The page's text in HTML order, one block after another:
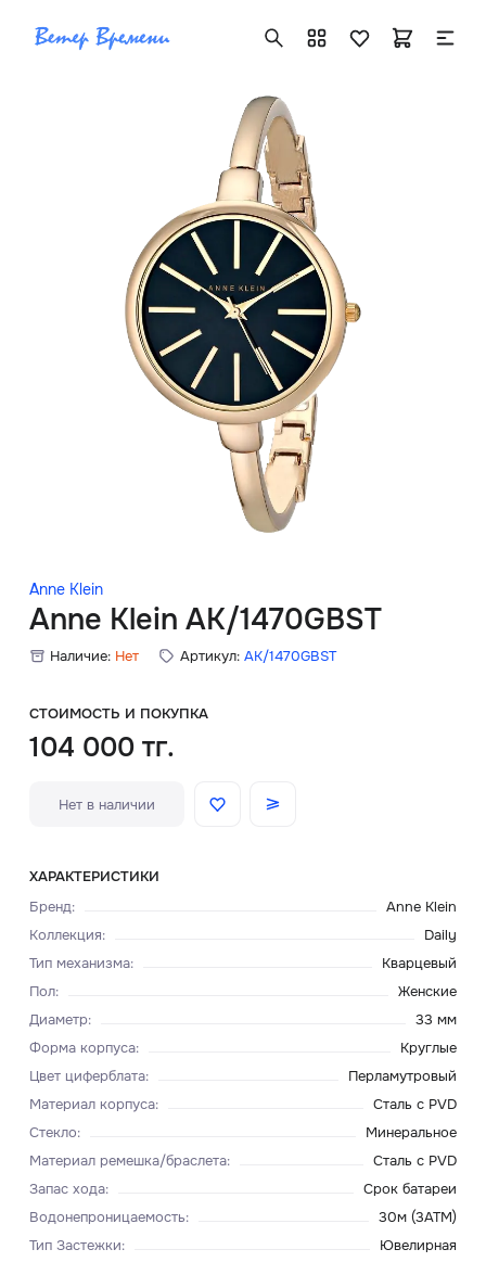
Anne Klein
Anne Klein AK/1470GBST
Наличие: Нет Артикул: AK/1470GBST
СТОИМОСТЬ И ПОКУПКА
104 000 тг.
Нет в наличии
ХАРАКТЕРИСТИКИ
Бренд:
Anne Klein
Коллекция:
Daily
Тип механизма:
Кварцевый
Пол:
Женские
Диаметр:
33 мм
Форма корпуса:
Круглые
Цвет циферблата:
Перламутровый
Материал корпуса:
Сталь с PVD
Стекло:
Минеральное
Материал ремешка/браслета:
Сталь с PVD
Запас хода:
Срок батареи
Водонепроницаемость:
30м (3ATM)
Тип Застежки:
Ювелирная
+7 ( 705 ) 181-42-50
info@vetervremeni.kz
Авторизация
Каталог
Мужские часы
Женские часы
Главная
О нас
Доставка и оплата